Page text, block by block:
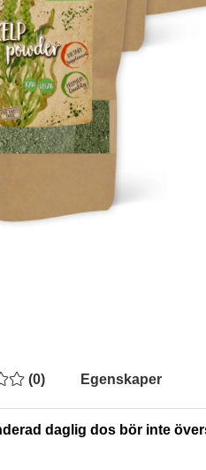
(0) Egenskaper
daglig dos bör inte